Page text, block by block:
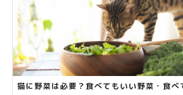
猫に野菜は必要？食べてもいい野菜・食べ